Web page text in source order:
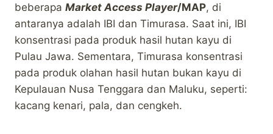
beberapa Market Access Player/MAP, di
antaranya adalah IBI dan Timurasa. Saat ini, IBI
konsentrasi pada produk hasil hutan kayu di
Pulau Jawa. Sementara, Timurasa konsentrasi
pada produk olahan hasil hutan bukan kayu di
Kepulauan Nusa Tenggara dan Maluku, seperti:
kacang kenari, pala, dan cengkeh.